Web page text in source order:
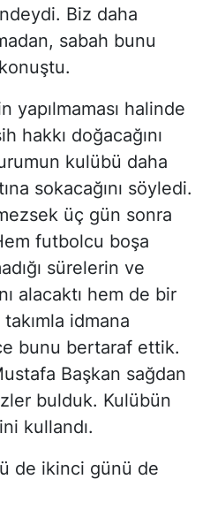
Biz daha
sabah bunu
yapılmaması halinde
hakkı doğacağını
kulübü daha
sokacağını söyledi.
üç gün sonra
futbolcu boşa
sürelerin ve
alacaktı hem de bir
idmana
bunu bertaraf ettik.
Başkan sağdan
bulduk. Kulübün
kullandı.
de ikinci günü de